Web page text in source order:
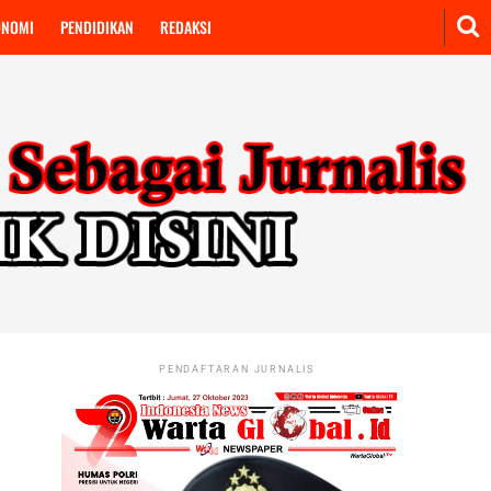
PENDIDIKAN REDAKSI
PENDAFTARAN JURNALIS